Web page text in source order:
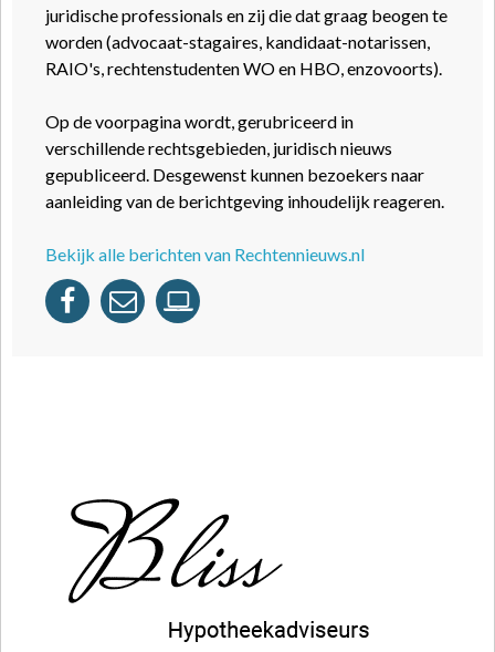
juridische professionals en zij die dat graag beogen te
worden (advocaat-stagaires, kandidaat-notarissen,
RAIO's, rechtenstudenten WO en HBO, enzovoorts).
Op de voorpagina wordt, gerubriceerd in
verschillende rechtsgebieden, juridisch nieuws
gepubliceerd. Desgewenst kunnen bezoekers naar
aanleiding van de berichtgeving inhoudelijk reageren.
Bekijk alle berichten van Rechtennieuws.nl